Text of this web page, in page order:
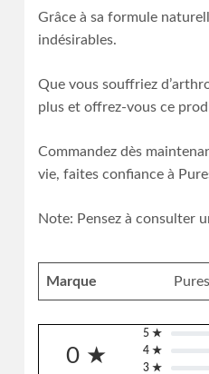
Grâce à sa formule
indésirables.
Que vous souffriez
plus et offrez-vous ce
Commandez dès
vie, faites confiance à
Note: Pensez à consulter
Marque
0 ★
5 ★
4 ★
3 ★